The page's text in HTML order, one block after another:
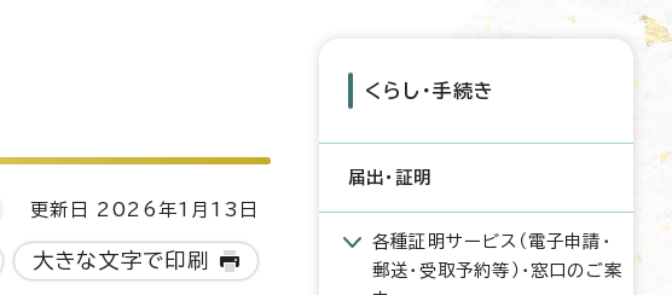
更新日 2026年1月13日
大きな文字で印刷
くらし・手続き
届出・証明
各種証明サービス（電子申請・
郵送・受取予約等）・窓口のご案